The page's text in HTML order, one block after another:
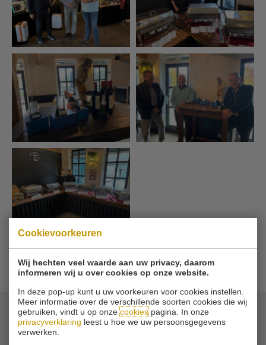
Cookievoorkeuren
Wij hechten veel waarde aan uw privacy, daarom
informeren wij u over cookies op onze website.
In deze pop-up kunt u uw voorkeuren voor cookies instellen.
Meer informatie over de verschillende soorten cookies die wij
gebruiken, vindt u op onzecookiespagina. In onze
privacyverklaring leest u hoe we uw persoonsgegevens
verwerken.
GALERIJ OVERZICHT
© 2026 Golfvereniging Schinkelshoek